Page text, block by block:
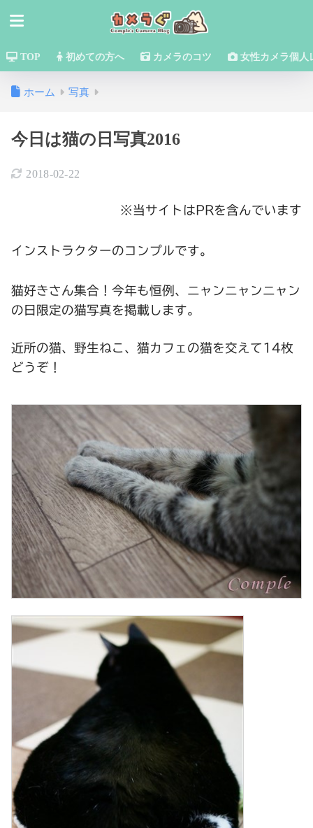
TOP 初めての方へ カメラのコツ 女性カメラ個人
ホーム 写真
今日は猫の日写真2016
2018-02-22
※当サイトはPRを含んでいます
インストラクターのコンプルです。
猫好きさん集合！今年も恒例、ニャンニャンニャン
の日限定の猫写真を掲載します。
近所の猫、野生ねこ、猫カフェの猫を交えて14枚
どうぞ！